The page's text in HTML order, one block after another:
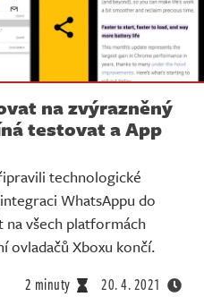
na zvýrazněný
testovat a App
technologické
WhatsAppu do
na všech platformách
ovladačů Xboxu končí.
2 minuty 20. 4. 2021